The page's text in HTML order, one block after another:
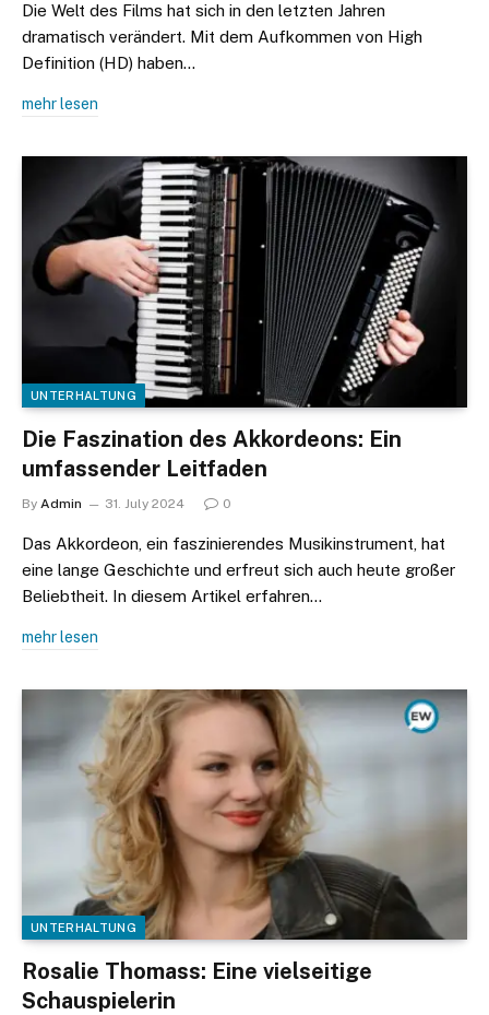
Die Welt des Films hat sich in den letzten Jahren
dramatisch verändert. Mit dem Aufkommen von High
Definition (HD) haben…
mehr lesen
UNTERHALTUNG
Die Faszination des Akkordeons: Ein
umfassender Leitfaden
By Admin 31. July 2024 0
Das Akkordeon, ein faszinierendes Musikinstrument, hat
eine lange Geschichte und erfreut sich auch heute großer
Beliebtheit. In diesem Artikel erfahren…
mehr lesen
UNTERHALTUNG
Rosalie Thomass: Eine vielseitige
Schauspielerin